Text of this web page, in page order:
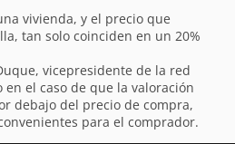
vivienda, y el precio que
tan solo coinciden en un 20%
vicepresidente de la red
el caso de que la valoración
debajo del precio de compra,
para el comprador.